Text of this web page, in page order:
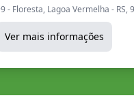
- Floresta, Lagoa Vermelha - RS,
Ver mais informações